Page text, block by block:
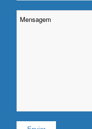
Please leave this field empty.